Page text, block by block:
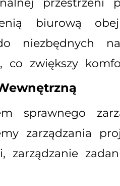
przestrzeni
biurową
niezbędnych
co zwiększy
sprawnego
zarządzania